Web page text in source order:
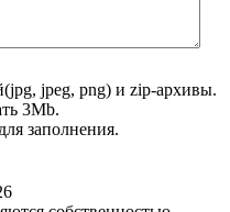
jpeg, png) и zip-архивы.
3Mb.
заполнения.